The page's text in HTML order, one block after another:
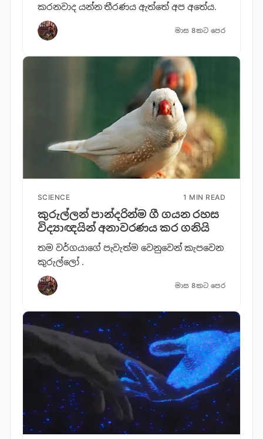
කරනවාද යන්න තීරණය ඇත්තේ අප අතේය.
මාස 8කට පෙර
SCIENCE 1 MIN READ
කුරුල්ලන් පාන්දරින්ම ගී ගයන රහස
විද්‍යාඥයින් අනාවරණය කර ගනියි
තම වර්ගයාගේ පැවැත්ම වෙනුවෙන් කැපවෙන
කුරුල්ලෝ .
මාස 8කට පෙර